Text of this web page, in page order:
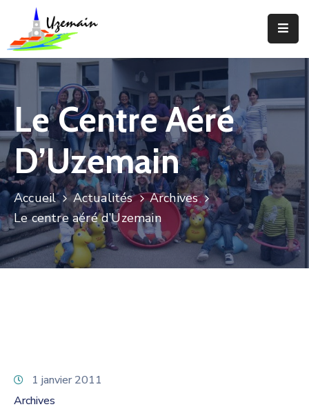
Actualités
Agenda
Votre
Commune
Votre
Mairie
Services
Vie
Locale
Le Centre Aéré
D’Uzemain
Accueil Actualités
Archives
Le centre aéré d’Uzemain
1 janvier 2011
Archives